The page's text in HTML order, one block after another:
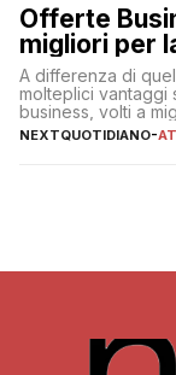
Offerte
migliori per
A differenza di
molteplici vantaggi
business, volti a
degli utenti
NEXTQUOTIDIANO-